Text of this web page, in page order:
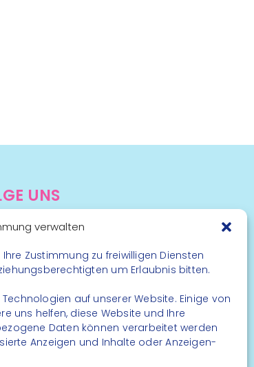
verwalten
Zustimmung zu freiwilligen Diensten
um Erlaubnis bitten.
auf unserer Website. Einige von
uns helfen, diese Website und Ihre
Daten können verarbeitet werden
Anzeigen und Inhalte oder Anzeigen-
UNS